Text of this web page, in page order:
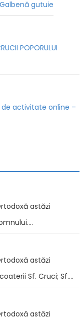
gutuie
POPORULUI
de activitate online –
astăzi
astăzi
Sf. Cruci; Sf....
astăzi